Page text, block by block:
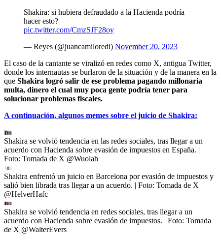
Shakira: si hubiera defraudado a la Hacienda podría
hacer esto?
pic.twitter.com/CmzSJF28oy
— Reyes (@juancamiloredi) November 20, 2023
El caso de la cantante se viralizó en redes como X, antigua Twitter,
donde los internautas se burlaron de la situación y de la manera en la
que Shakira logró salir de ese problema pagando millonaria
multa, dinero el cual muy poca gente podría tener para
solucionar problemas fiscales.
A continuación, algunos memes sobre el juicio de Shakira:
Shakira se volvió tendencia en las redes sociales, tras llegar a un
acuerdo con Hacienda sobre evasión de impuestos en España. |
Foto: Tomada de X @Wuolah
Shakira enfrentó un juicio en Barcelona por evasión de impuestos y
salió bien librada tras llegar a un acuerdo. | Foto: Tomada de X
@HelverHafc
Shakira se volvió tendencia en redes sociales, tras llegar a un
acuerdo con Hacienda sobre evasión de impuestos. | Foto: Tomada
de X @WalterEvers